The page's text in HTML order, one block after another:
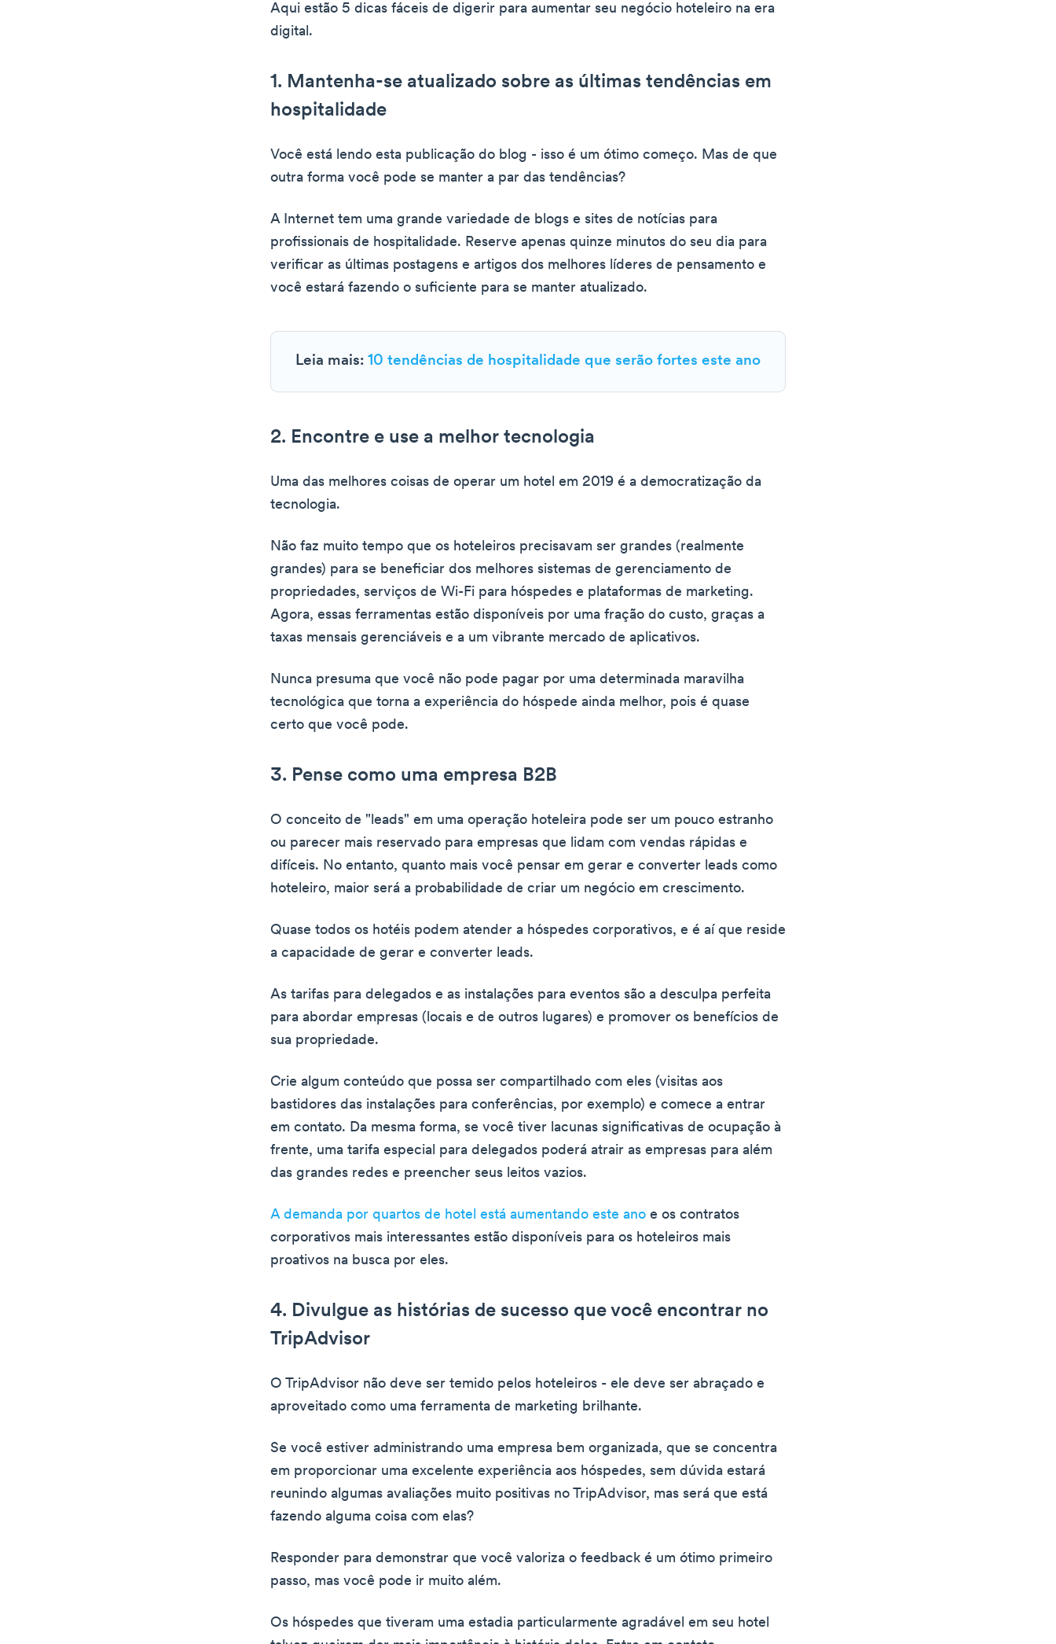
Aqui estão 5 dicas fáceis de digerir para aumentar seu negócio hoteleiro na era
digital.
1. Mantenha-se atualizado sobre as últimas tendências em
hospitalidade
Você está lendo esta publicação do blog - isso é um ótimo começo. Mas de que
outra forma você pode se manter a par das tendências?
A Internet tem uma grande variedade de blogs e sites de notícias para
profissionais de hospitalidade. Reserve apenas quinze minutos do seu dia para
verificar as últimas postagens e artigos dos melhores líderes de pensamento e
você estará fazendo o suficiente para se manter atualizado.
Leia mais: 10 tendências de hospitalidade que serão fortes este ano
2. Encontre e use a melhor tecnologia
Uma das melhores coisas de operar um hotel em 2019 é a democratização da
tecnologia.
Não faz muito tempo que os hoteleiros precisavam ser grandes (realmente
grandes) para se beneficiar dos melhores sistemas de gerenciamento de
propriedades, serviços de Wi-Fi para hóspedes e plataformas de marketing.
Agora, essas ferramentas estão disponíveis por uma fração do custo, graças a
taxas mensais gerenciáveis e a um vibrante mercado de aplicativos.
Nunca presuma que você não pode pagar por uma determinada maravilha
tecnológica que torna a experiência do hóspede ainda melhor, pois é quase
certo que você pode.
3. Pense como uma empresa B2B
O conceito de "leads" em uma operação hoteleira pode ser um pouco estranho
ou parecer mais reservado para empresas que lidam com vendas rápidas e
difíceis. No entanto, quanto mais você pensar em gerar e converter leads como
hoteleiro, maior será a probabilidade de criar um negócio em crescimento.
Quase todos os hotéis podem atender a hóspedes corporativos, e é aí que reside
a capacidade de gerar e converter leads.
As tarifas para delegados e as instalações para eventos são a desculpa perfeita
para abordar empresas (locais e de outros lugares) e promover os benefícios de
sua propriedade.
Crie algum conteúdo que possa ser compartilhado com eles (visitas aos
bastidores das instalações para conferências, por exemplo) e comece a entrar
em contato. Da mesma forma, se você tiver lacunas significativas de ocupação à
frente, uma tarifa especial para delegados poderá atrair as empresas para além
das grandes redes e preencher seus leitos vazios.
A demanda por quartos de hotel está aumentando este ano e os contratos
corporativos mais interessantes estão disponíveis para os hoteleiros mais
proativos na busca por eles.
4. Divulgue as histórias de sucesso que você encontrar no
TripAdvisor
O TripAdvisor não deve ser temido pelos hoteleiros - ele deve ser abraçado e
aproveitado como uma ferramenta de marketing brilhante.
Se você estiver administrando uma empresa bem organizada, que se concentra
em proporcionar uma excelente experiência aos hóspedes, sem dúvida estará
reunindo algumas avaliações muito positivas no TripAdvisor, mas será que está
fazendo alguma coisa com elas?
Responder para demonstrar que você valoriza o feedback é um ótimo primeiro
passo, mas você pode ir muito além.
Os hóspedes que tiveram uma estadia particularmente agradável em seu hotel